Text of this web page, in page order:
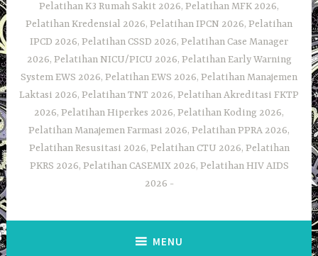
Pelatihan K3 Rumah Sakit 2026, Pelatihan MFK 2026,
Pelatihan Kredensial 2026, Pelatihan IPCN 2026, Pelatihan
IPCD 2026, Pelatihan CSSD 2026, Pelatihan Case Manager
2026, Pelatihan NICU/PICU 2026, Pelatihan Early Warning
System EWS 2026, Pelatihan EWS 2026, Pelatihan Manajemen
Laktasi 2026, Pelatihan TNT 2026, Pelatihan Akreditasi FKTP
2026, Pelatihan Hiperkes 2026, Pelatihan Koding 2026,
Pelatihan Manajemen Farmasi 2026, Pelatihan PPRA 2026,
Pelatihan Resusitasi 2026, Pelatihan CTU 2026, Pelatihan
PKRS 2026, Pelatihan CASEMIX 2026, Pelatihan HIV AIDS
2026
MENU